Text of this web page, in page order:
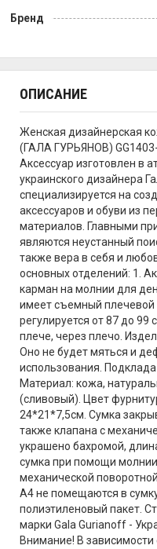
Бренд
ОПИСАНИЕ
Женская дизайнерская
(ГАЛА ГУРЬЯНОВ)
Аксессуар изготовлен в
украинского дизайнера
специализируется на
аксессуаров и обуви из
материалов. Главными
являются неустанный
также вера в себя и
основных отделений: 1.
карман на молнии для
имеет съемный плечевой
регулируется от 87 до 99
плече, через плечо.
Оно не будет мяться и
использования. Подклада
Материал: кожа,
(сливовый). Цвет
24*21*7,5см. Сумка
также клапана с
украшено бахромой,
сумка при помощи
механической
А4 не помещаются в
полиэтиленовый пакет.
марки Gala Gurianoff -
Внимание! В зависимости